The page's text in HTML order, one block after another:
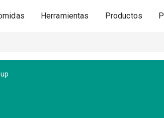
Herramientas Productos